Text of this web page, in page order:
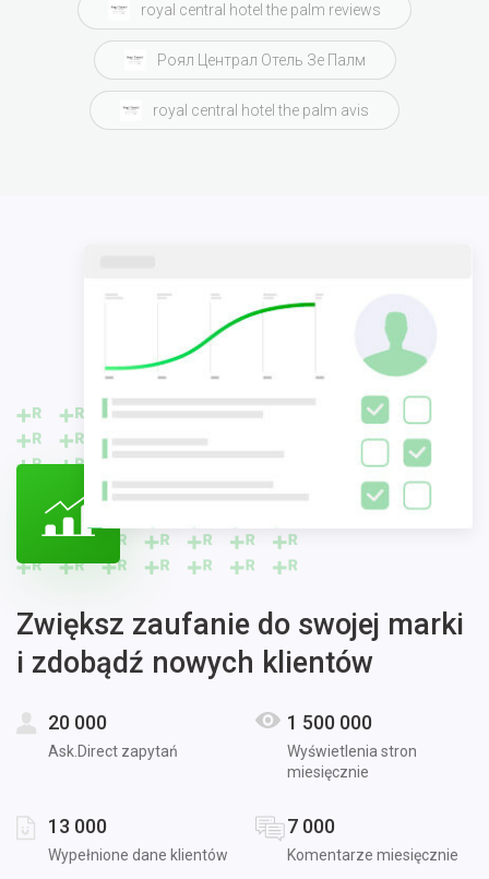
royal central hotel the palm reviews
Роял Централ Отель Зе Палм
royal central hotel the palm avis
Zwiększ zaufanie do swojej marki
i zdobądź nowych klientów
20 000
Ask.Direct zapytań
1 500 000
Wyświetlenia stron
miesięcznie
13 000
Wypełnione dane klientów
7 000
Komentarze miesięcznie